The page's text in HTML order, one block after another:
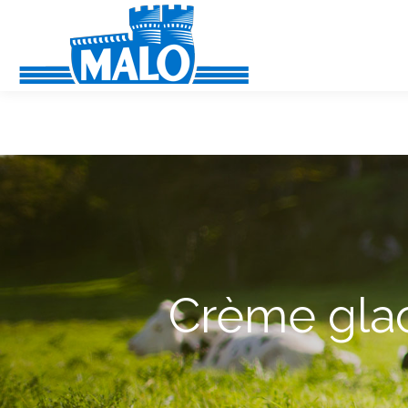
Panneau de gestion des cookies
Crème